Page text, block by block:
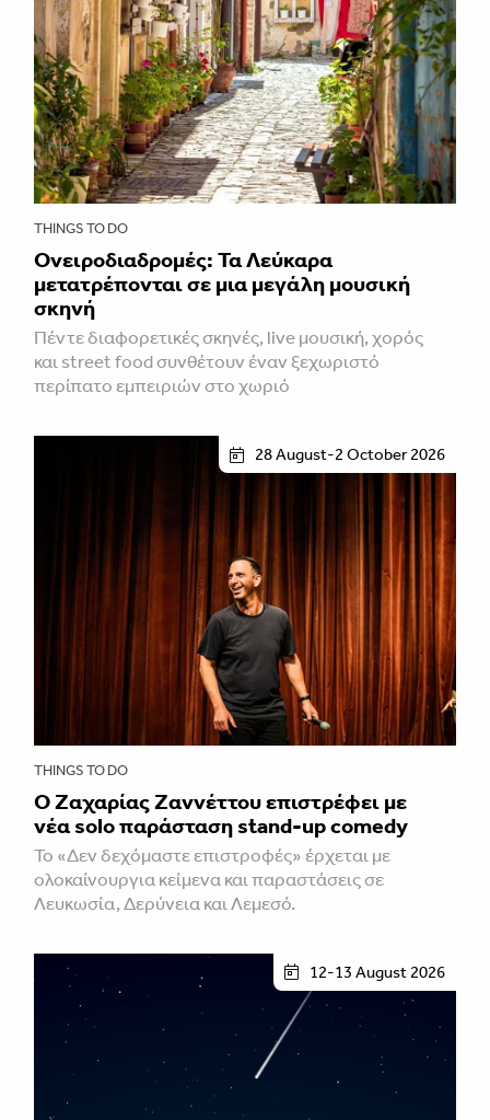
THINGS TO DO
Ονειροδιαδρομές: Τα Λεύκαρα
μετατρέπονται σε μια μεγάλη μουσική
σκηνή
Πέντε διαφορετικές σκηνές, live μουσική, χορός
και street food συνθέτουν έναν ξεχωριστό
περίπατο εμπειριών στο χωριό
28 August-2 October 2026
THINGS TO DO
Ο Ζαχαρίας Ζαννέττου επιστρέφει με
νέα solo παράσταση stand-up comedy
Το «Δεν δεχόμαστε επιστροφές» έρχεται με
ολοκαίνουργια κείμενα και παραστάσεις σε
Λευκωσία, Δερύνεια και Λεμεσό.
12-13 August 2026